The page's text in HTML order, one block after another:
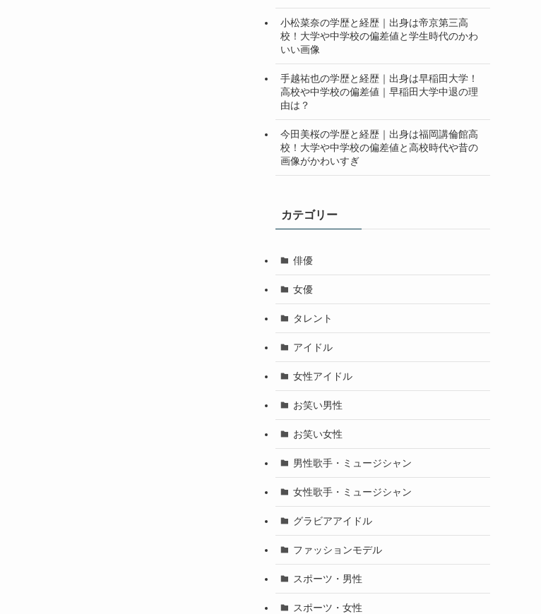
小松菜奈の学歴と経歴｜出身は帝京第三高
校！大学や中学校の偏差値と学生時代のかわ
いい画像
手越祐也の学歴と経歴｜出身は早稲田大学！
高校や中学校の偏差値｜早稲田大学中退の理
由は？
今田美桜の学歴と経歴｜出身は福岡講倫館高
校！大学や中学校の偏差値と高校時代や昔の
画像がかわいすぎ
カテゴリー
俳優
女優
タレント
アイドル
女性アイドル
お笑い男性
お笑い女性
男性歌手・ミュージシャン
女性歌手・ミュージシャン
グラビアアイドル
ファッションモデル
スポーツ・男性
スポーツ・女性